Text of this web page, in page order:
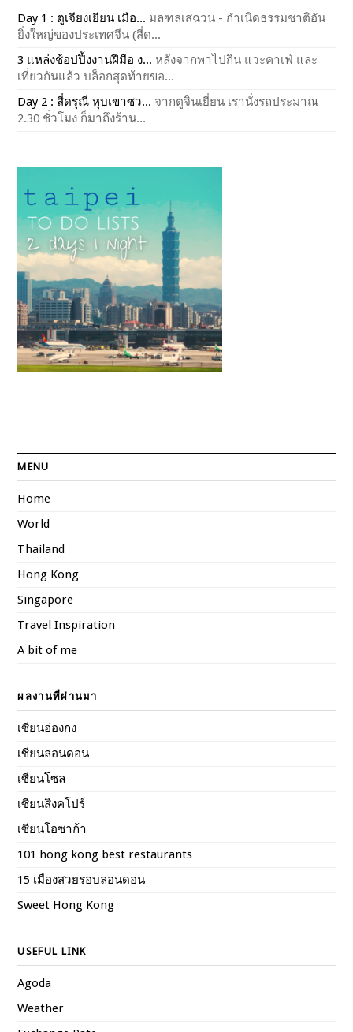
Day 1 : ตูเจียงเยียน เมือ... มลฑลเสฉวน - กำเนิดธรรมชาติอัน
ยิ่งใหญ่ของประเทศจีน (สี่ด...
3 แหล่งช้อปปิ้งงานฝีมือ ง... หลังจากพาไปกิน แวะคาเฟ่ และ
เที่ยวกันแล้ว บล็อกสุดท้ายขอ...
Day 2 : สี่ดรุณี หุบเขาซว... จากตูจินเยี่ยน เรานั่งรถประมาณ
2.30 ชั่วโมง ก็มาถึงร้าน...
MENU
Home
World
Thailand
Hong Kong
Singapore
Travel Inspiration
A bit of me
ผลงานที่ผ่านมา
เซียนฮ่องกง
เซียนลอนดอน
เซียนโซล
เซียนสิงคโปร์
เซียนโอซาก้า
101 hong kong best restaurants
15 เมืองสวยรอบลอนดอน
Sweet Hong Kong
USEFUL LINK
Agoda
Weather